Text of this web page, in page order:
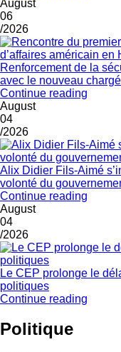
August
06
/2026
Renforcement de la
avec le nouveau
Continue reading
August
04
/2026
Alix Didier Fils-Aimé
volonté du
Continue reading
August
04
/2026
Le CEP prolonge le
politiques
Continue reading
Politique